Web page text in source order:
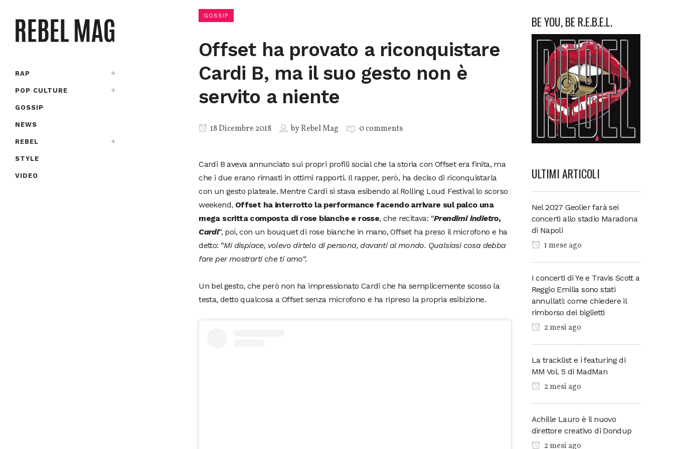
RAP
POP CULTURE
GOSSIP
NEWS
REBEL
STYLE
VIDEO
GOSSIP
Offset ha provato a riconquistare
Cardi B, ma il suo gesto non è
servito a niente
18 Dicembre 2018 byRebel Mag 0 comments
Cardi B aveva annunciato sui propri profili social che la storia con Offset era finita, ma
che i due erano rimasti in ottimi rapporti. Il rapper, però, ha deciso di riconquistarla
con un gesto plateale. Mentre Cardi si stava esibendo al Rolling Loud Festival lo scorso
weekend, Offset ha interrotto la performance facendo arrivare sul palco una
mega scritta composta di rose bianche e rosse, che recitava: “Prendimi indietro,
Cardi“, poi, con un bouquet di rose bianche in mano, Offset ha preso il microfono e ha
detto: “Mi dispiace, volevo dirtelo di persona, davanti al mondo. Qualsiasi cosa debba
fare per mostrarti che ti amo“.
Un bel gesto, che però non ha impressionato Cardi che ha semplicemente scosso la
testa, detto qualcosa a Offset senza microfono e ha ripreso la propria esibizione.
BE YOU, BE R.E.B.E.L.
ULTIMI ARTICOLI
Nel 2027 Geolier farà sei
concerti allo stadio Maradona
di Napoli
1 mese ago
I concerti di Ye e Travis Scott a
Reggio Emilia sono stati
annullati: come chiedere il
rimborso dei biglietti
2 mesi ago
La tracklist e i featuring di
MM Vol. 5 di MadMan
2 mesi ago
Achille Lauro è il nuovo
direttore creativo di Dondup
2 mesi ago